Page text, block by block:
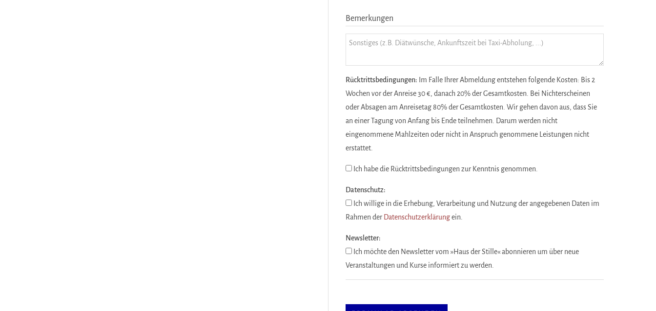
Bemerkungen
Rücktrittsbedingungen: Im Falle Ihrer Abmeldung entstehen folgende Kosten: Bis 2
Wochen vor der Anreise 30 €, danach 20% der Gesamtkosten. Bei Nichterscheinen
oder Absagen am Anreisetag 80% der Gesamtkosten. Wir gehen davon aus, dass Sie
an einer Tagung von Anfang bis Ende teilnehmen. Darum werden nicht
eingenommene Mahlzeiten oder nicht in Anspruch genommene Leistungen nicht
erstattet.
Ich habe die Rücktrittsbedingungen zur Kenntnis genommen.
Datenschutz:
Ich willige in die Erhebung, Verarbeitung und Nutzung der angegebenen Daten im
Rahmen der Datenschutzerklärungein.
Newsletter:
Ich möchte den Newsletter vom »Haus der Stille« abonnieren um über neue
Veranstaltungen und Kurse informiert zu werden.